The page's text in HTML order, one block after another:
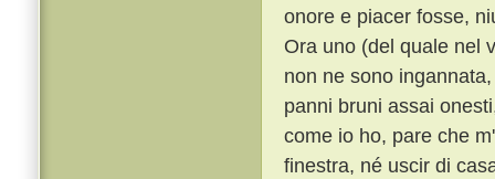
onore e piacer fosse,
Ora uno (del quale nel
non ne sono
panni bruni assai
come io ho, pare che
finestra, né uscir di